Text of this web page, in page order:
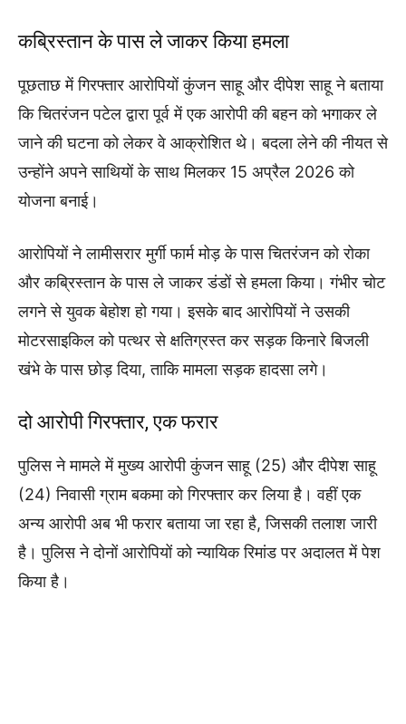
कब्रिस्तान के पास ले जाकर किया हमला
पूछताछ में गिरफ्तार आरोपियों कुंजन साहू और दीपेश साहू ने बताया
कि चितरंजन पटेल द्वारा पूर्व में एक आरोपी की बहन को भगाकर ले
जाने की घटना को लेकर वे आक्रोशित थे। बदला लेने की नीयत से
उन्होंने अपने साथियों के साथ मिलकर 15 अप्रैल 2026 को
योजना बनाई।
आरोपियों ने लामीसरार मुर्गी फार्म मोड़ के पास चितरंजन को रोका
और कब्रिस्तान के पास ले जाकर डंडों से हमला किया। गंभीर चोट
लगने से युवक बेहोश हो गया। इसके बाद आरोपियों ने उसकी
मोटरसाइकिल को पत्थर से क्षतिग्रस्त कर सड़क किनारे बिजली
खंभे के पास छोड़ दिया, ताकि मामला सड़क हादसा लगे।
दो आरोपी गिरफ्तार, एक फरार
पुलिस ने मामले में मुख्य आरोपी कुंजन साहू (25) और दीपेश साहू
(24) निवासी ग्राम बकमा को गिरफ्तार कर लिया है। वहीं एक
अन्य आरोपी अब भी फरार बताया जा रहा है, जिसकी तलाश जारी
है। पुलिस ने दोनों आरोपियों को न्यायिक रिमांड पर अदालत में पेश
किया है।